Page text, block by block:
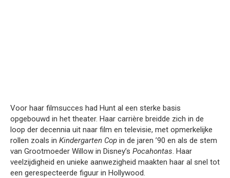
Voor haar filmsucces had Hunt al een sterke basis
opgebouwd in het theater. Haar carrière breidde zich in de
loop der decennia uit naar film en televisie, met opmerkelijke
rollen zoals in Kindergarten Cop in de jaren ’90 en als de stem
van Grootmoeder Willow in Disney’s Pocahontas. Haar
veelzijdigheid en unieke aanwezigheid maakten haar al snel tot
een gerespecteerde figuur in Hollywood.